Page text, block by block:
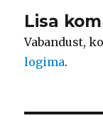
Lisa
Vabandust,
logima.